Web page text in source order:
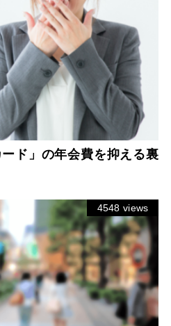
ード」の年会費を抑える裏
4548 views